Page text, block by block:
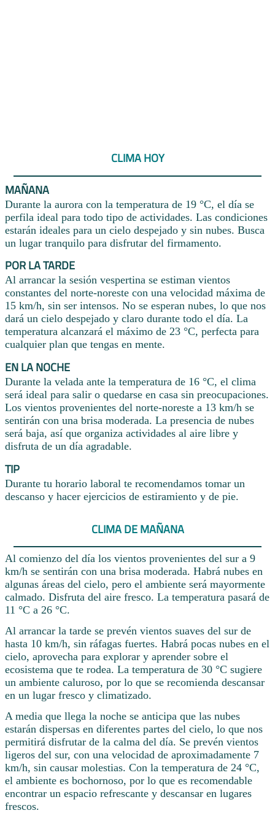
CLIMA HOY
MAÑANA
Durante la aurora con la temperatura de 19 °C, el día se
perfila ideal para todo tipo de actividades. Las condiciones
estarán ideales para un cielo despejado y sin nubes. Busca
un lugar tranquilo para disfrutar del firmamento.
POR LA TARDE
Al arrancar la sesión vespertina se estiman vientos
constantes del norte-noreste con una velocidad máxima de
15 km/h, sin ser intensos. No se esperan nubes, lo que nos
dará un cielo despejado y claro durante todo el día. La
temperatura alcanzará el máximo de 23 °C, perfecta para
cualquier plan que tengas en mente.
EN LA NOCHE
Durante la velada ante la temperatura de 16 °C, el clima
será ideal para salir o quedarse en casa sin preocupaciones.
Los vientos provenientes del norte-noreste a 13 km/h se
sentirán con una brisa moderada. La presencia de nubes
será baja, así que organiza actividades al aire libre y
disfruta de un día agradable.
TIP
Durante tu horario laboral te recomendamos tomar un
descanso y hacer ejercicios de estiramiento y de pie.
CLIMA DE MAÑANA
Al comienzo del día los vientos provenientes del sur a 9
km/h se sentirán con una brisa moderada. Habrá nubes en
algunas áreas del cielo, pero el ambiente será mayormente
calmado. Disfruta del aire fresco. La temperatura pasará de
11 °C a 26 °C.
Al arrancar la tarde se prevén vientos suaves del sur de
hasta 10 km/h, sin ráfagas fuertes. Habrá pocas nubes en el
cielo, aprovecha para explorar y aprender sobre el
ecosistema que te rodea. La temperatura de 30 °C sugiere
un ambiente caluroso, por lo que se recomienda descansar
en un lugar fresco y climatizado.
A media que llega la noche se anticipa que las nubes
estarán dispersas en diferentes partes del cielo, lo que nos
permitirá disfrutar de la calma del día. Se prevén vientos
ligeros del sur, con una velocidad de aproximadamente 7
km/h, sin causar molestias. Con la temperatura de 24 °C,
el ambiente es bochornoso, por lo que es recomendable
encontrar un espacio refrescante y descansar en lugares
frescos.